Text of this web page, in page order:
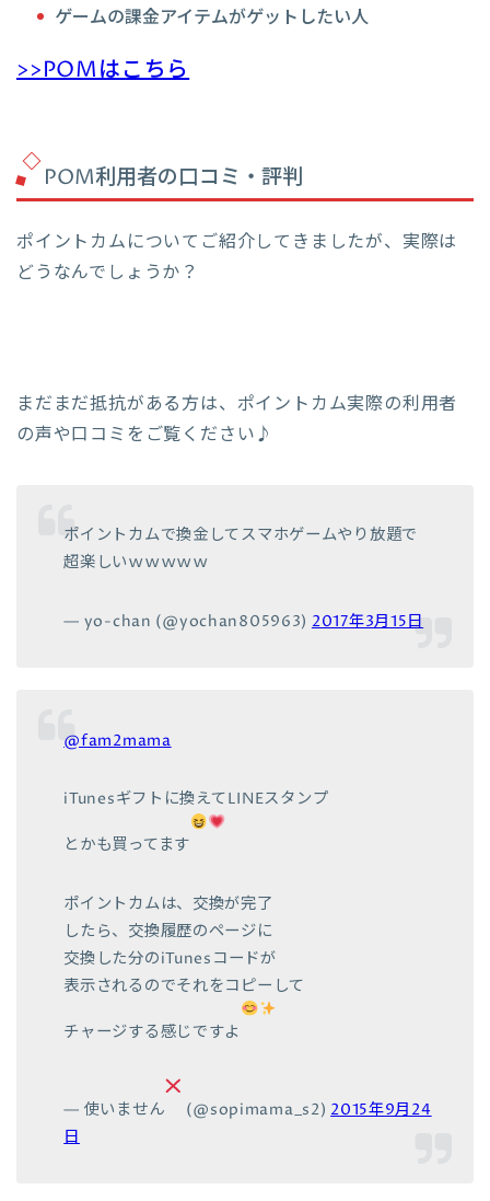
ゲームの課金アイテムがゲットしたい人
>>POMはこちら
POM利用者の口コミ・評判
ポイントカムについてご紹介してきましたが、実際は
どうなんでしょうか？
まだまだ抵抗がある方は、ポイントカム実際の利用者
の声や口コミをご覧ください♪
ポイントカムで換金してスマホゲームやり放題で
超楽しいｗｗｗｗｗ
— yo-chan (@yochan805963) 2017年3月15日
@fam2mama
iTunesギフトに換えてLINEスタンプ
とかも買ってます
ポイントカムは、交換が完了
したら、交換履歴のページに
交換した分のiTunesコードが
表示されるのでそれをコピーして
チャージする感じですよ
— 使いません (@sopimama_s2) 2015年9月24
日